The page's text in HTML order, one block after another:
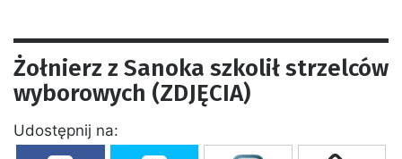
Żołnierz z Sanoka szkolił strzelców
wyborowych (ZDJĘCIA)
Udostępnij na: